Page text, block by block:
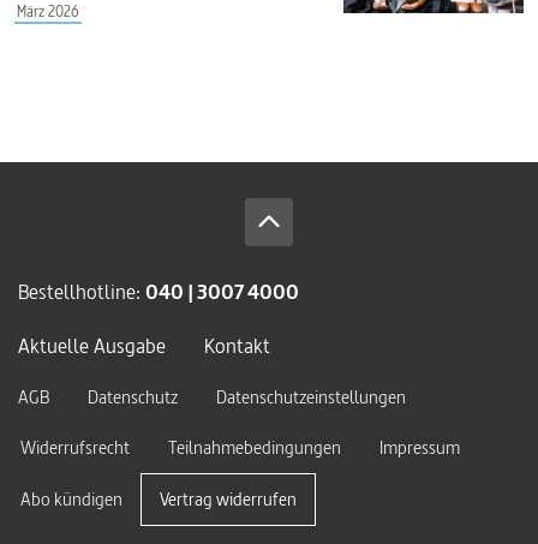
März 2026
Bestellhotline: 040 | 3007 4000
Aktuelle Ausgabe
Kontakt
AGB Datenschutz
Datenschutzeinstellungen
Widerrufsrecht
Teilnahmebedingungen Impressum
Abo kündigen Vertrag widerrufen